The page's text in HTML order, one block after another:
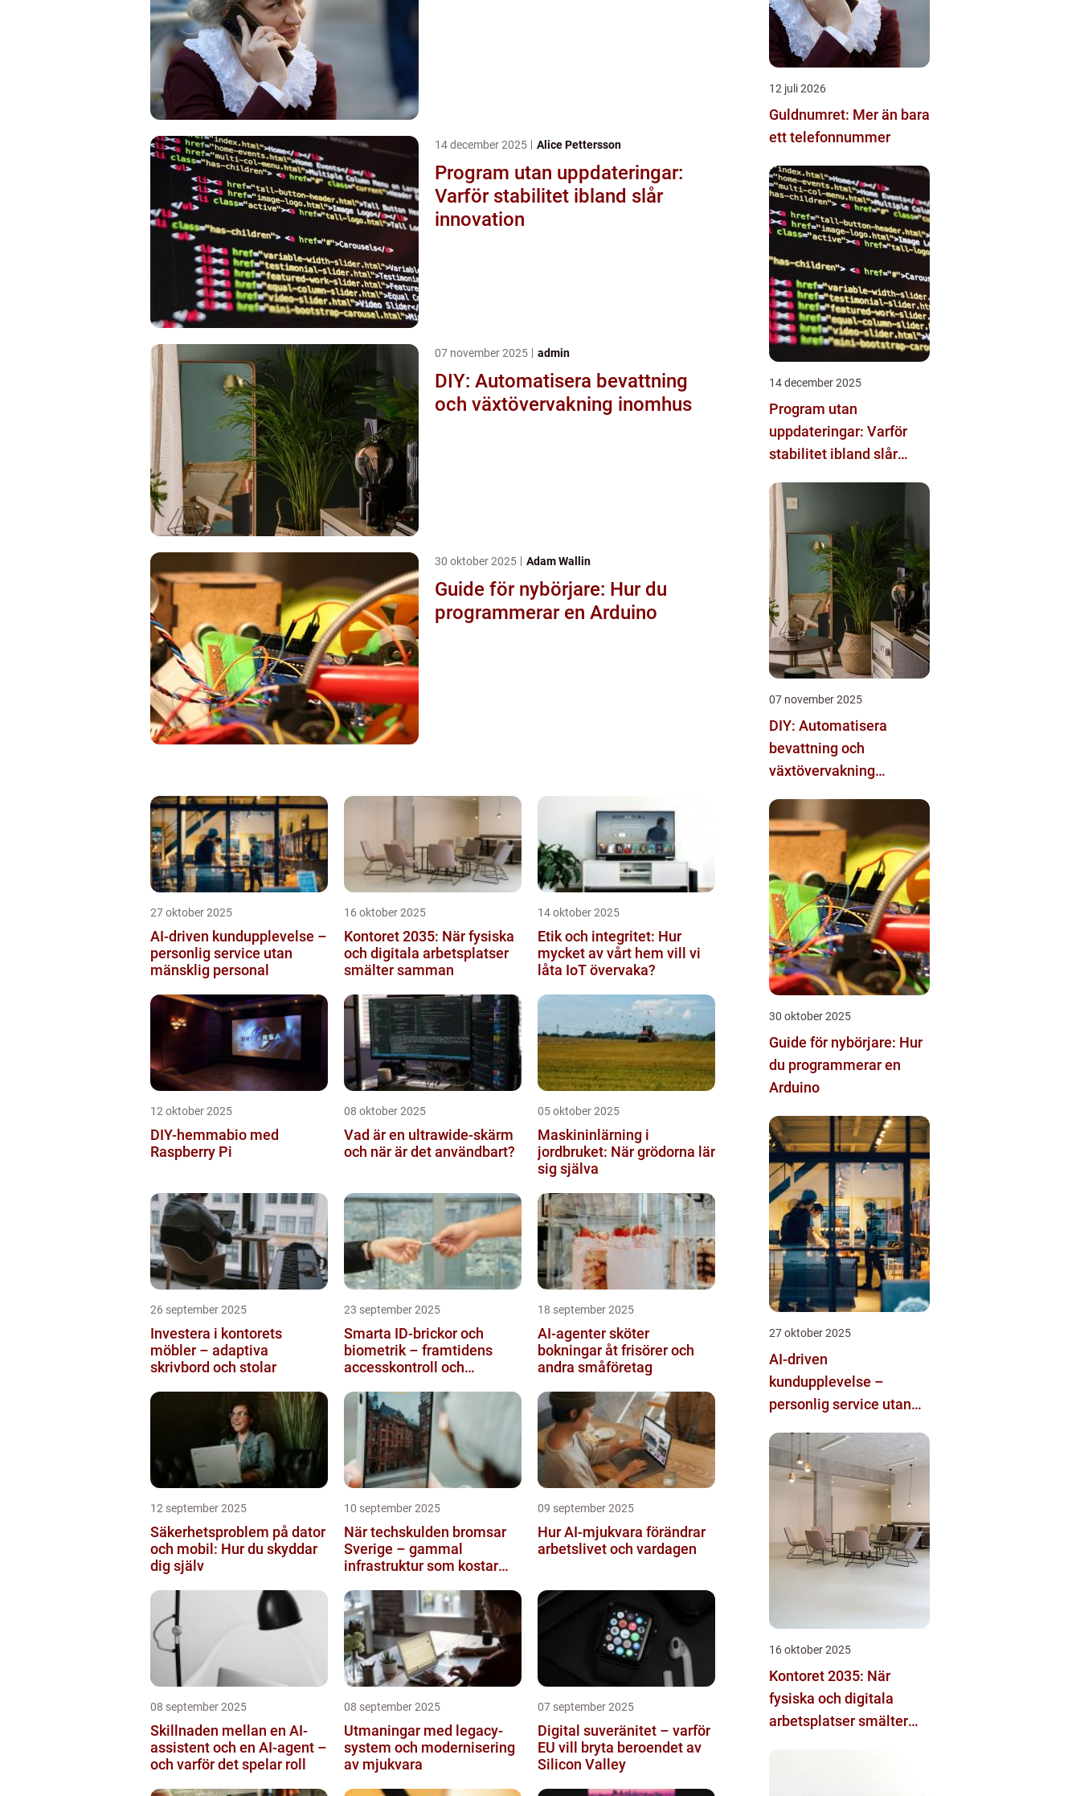
14 december 2025 Alice Pettersson
Program utan uppdateringar:
Varför stabilitet ibland slår
innovation
07 november 2025 admin
DIY: Automatisera bevattning
och växtövervakning inomhus
30 oktober 2025 Adam Wallin
Guide för nybörjare: Hur du
programmerar en Arduino
27 oktober 2025
AI-driven kundupplevelse –
personlig service utan
mänsklig personal
16 oktober 2025
Kontoret 2035: När fysiska
och digitala arbetsplatser
smälter samman
14 oktober 2025
Etik och integritet: Hur
mycket av vårt hem vill vi
låta IoT övervaka?
12 oktober 2025
DIY-hemmabio med
Raspberry Pi
08 oktober 2025
Vad är en ultrawide-skärm
och när är det användbart?
05 oktober 2025
Maskininlärning i
jordbruket: När grödorna lär
sig själva
26 september 2025
Investera i kontorets
möbler – adaptiva
skrivbord och stolar
23 september 2025
Smarta ID-brickor och
biometrik – framtidens
accesskontroll och
18 september 2025
AI-agenter sköter
bokningar åt frisörer och
andra småföretag
12 september 2025
Säkerhetsproblem på dator
och mobil: Hur du skyddar
dig själv
10 september 2025
När techskulden bromsar
Sverige – gammal
infrastruktur som kostar
09 september 2025
Hur AI-mjukvara förändrar
arbetslivet och vardagen
08 september 2025
Skillnaden mellan en AI-
assistent och en AI-agent –
och varför det spelar roll
08 september 2025
Utmaningar med legacy-
system och modernisering
av mjukvara
07 september 2025
Digital suveränitet – varför
EU vill bryta beroendet av
Silicon Valley
12 juli 2026
Guldnumret: Mer än bara
ett telefonnummer
14 december 2025
Program utan
uppdateringar: Varför
stabilitet ibland slår
07 november 2025
DIY: Automatisera
bevattning och
växtövervakning
30 oktober 2025
Guide för nybörjare: Hur
du programmerar en
Arduino
27 oktober 2025
AI-driven
kundupplevelse –
personlig service utan
16 oktober 2025
Kontoret 2035: När
fysiska och digitala
arbetsplatser smälter